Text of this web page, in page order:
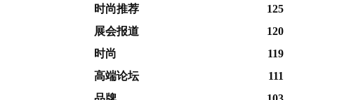
时尚推荐
125
展会报道
120
时尚
119
高端论坛
111